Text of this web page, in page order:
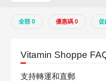
全部 0 優惠碼 0 促
Vitamin Shoppe
支持轉運和直郵